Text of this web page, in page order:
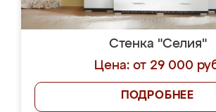
Стенка "Селия"
Цена: от 29 000
ПОДРОБНЕЕ